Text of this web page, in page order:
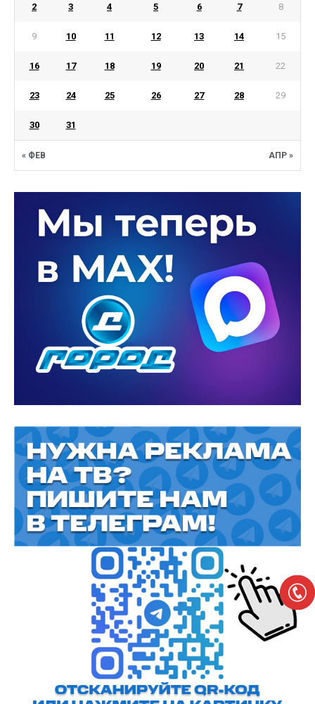
« ФЕВ АПР »
2 3 4 5 6 7 8
9 10 11 12 13 14 15
16 17 18 19 20 21 22
23 24 25 26 27 28 29
30 31